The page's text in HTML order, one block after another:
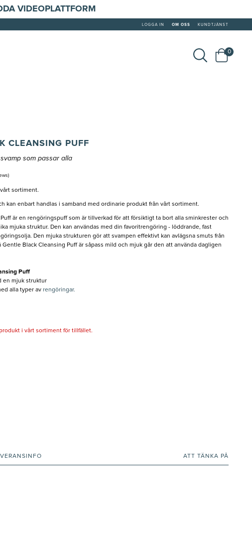
VIDEOPLATTFORM
LOGGA IN OM OSS KUNDTJÄNST
0
CLEANSING PUFF
som passar alla
sortiment.
kan enbart handlas i samband med ordinarie produkt från vårt sortiment.
är en rengöringspuff som är tillverkad för att försiktigt ta bort alla sminkrester och
mjuka struktur. Den kan användas med din favoritrengöring - löddrande, fast
Den mjuka strukturen gör att svampen effektivt kan avlägsna smuts från
Black Cleansing Puff är såpass mild och mjuk går den att använda dagligen
Puff
en mjuk struktur
alla typer av rengöringar.
i vårt sortiment för tillfället.
ATT TÄNKA PÅ